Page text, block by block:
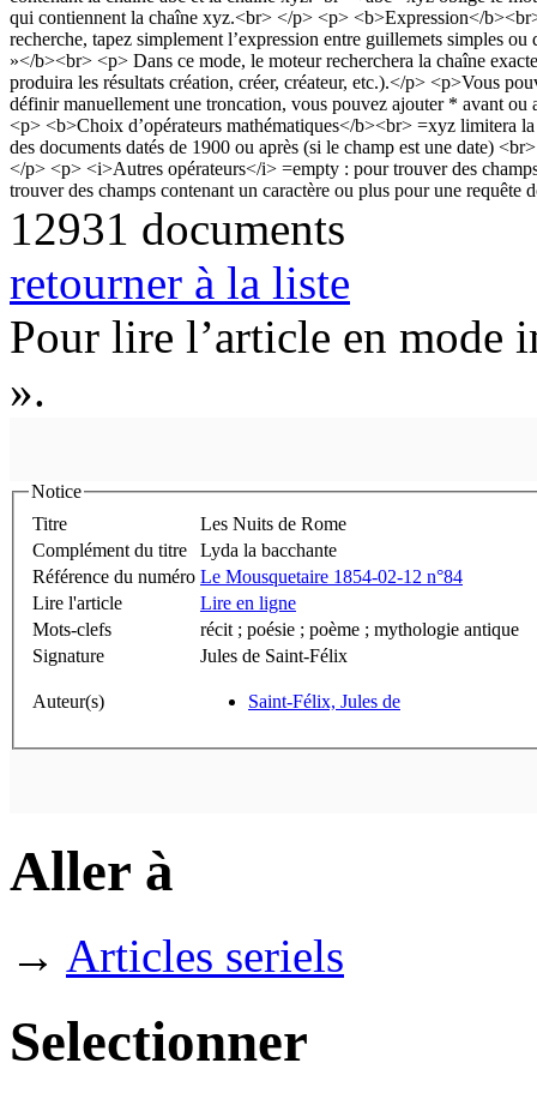
12931 documents
retourner à la liste
Pour lire l’article en mode
».
Notice
Titre
Les Nuits de Rome
Complément du titre
Lyda la bacchante
Référence du numéro Le Mousquetaire 1854-02-12 n°84
Lire l'article
Lire en ligne
Mots-clefs
récit ; poésie ; poème ; mythologie antique
Signature
Jules de Saint-Félix
Auteur(s) Saint-Félix, Jules de
Aller à
→ Articles seriels
Selectionner